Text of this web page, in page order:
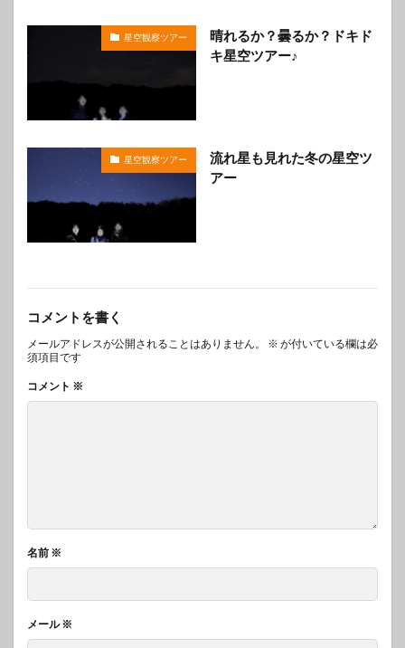
星空観察ツアー
晴れるか？曇るか？ドキド
キ星空ツアー♪
星空観察ツアー
流れ星も見れた冬の星空ツ
アー
コメントを書く
メールアドレスが公開されることはありません。 ※ が付いている欄は必
須項目です
コメント ※
名前 ※
メール※